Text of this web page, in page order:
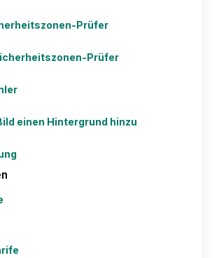
Prüfer
Prüfer
einen Hintergrund hinzu